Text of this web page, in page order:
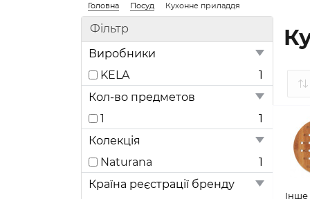
Головна Посуд Кухонне приладдя
Фільтр
Виробники
KELA
1
Кол-во предметов
1
1
Колекція
Naturana
1
Країна реєстрації бренду